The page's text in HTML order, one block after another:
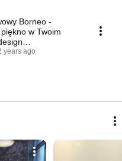
Borneo -
w Twoim
years ago